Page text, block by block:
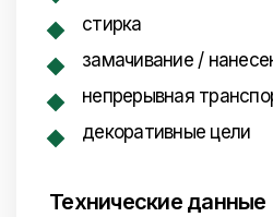
стирка
замачивание /
непрерывная
декоративные цели
Технические данные